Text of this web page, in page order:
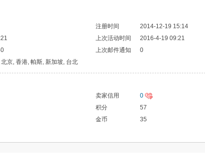
注册时间
2014-12-19 15:14
上次活动时间
2016-4-19 09:21
上次邮件通知
0
京, 香港, 帕斯, 新加坡, 台北
卖家信用
0
积分
57
金币
35